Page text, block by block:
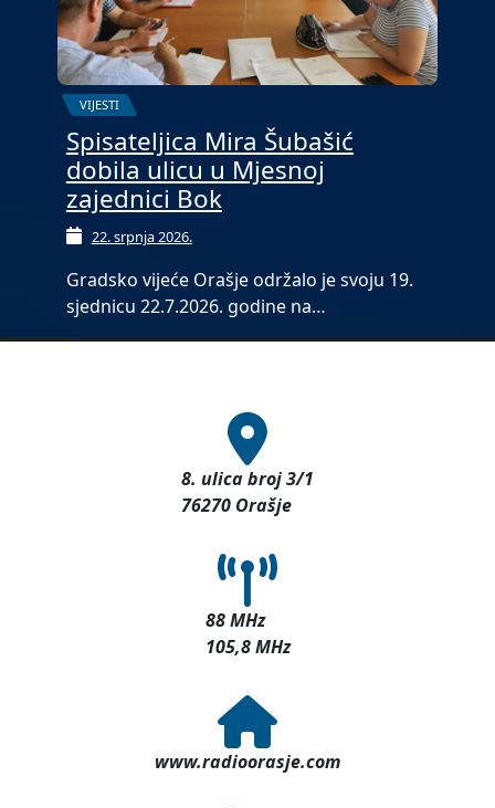
VIJESTI
Spisateljica Mira Šubašić
dobila ulicu u Mjesnoj
zajednici Bok
22. srpnja 2026.
Gradsko vijeće Orašje održalo je svoju 19.
sjednicu 22.7.2026. godine na…
8. ulica broj 3/1
76270 Orašje
88 MHz
105,8 MHz
www.radioorasje.com